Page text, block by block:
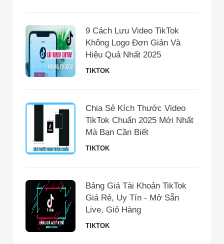
9 Cách Lưu Video TikTok
Không Logo Đơn Giản Và
Hiệu Quả Nhất 2025
TIKTOK
Chia Sẻ Kích Thước Video
TikTok Chuẩn 2025 Mới Nhất
Mà Bạn Cần Biết
TIKTOK
Bảng Giá Tài Khoản TikTok
Giá Rẻ, Uy Tín - Mở Sẵn
Live, Giỏ Hàng
TIKTOK